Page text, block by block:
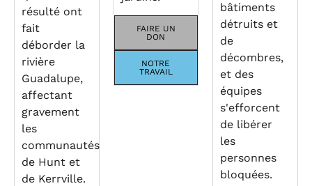
résulté ont
fait
déborder la
rivière
Guadalupe,
affectant
gravement
les
communautés
de Hunt et
de Kerrville.
FAIRE UN
DON
NOTRE
TRAVAIL
bâtiments
détruits et
de
décombres,
et des
équipes
s'efforcent
de libérer
les
personnes
bloquées.